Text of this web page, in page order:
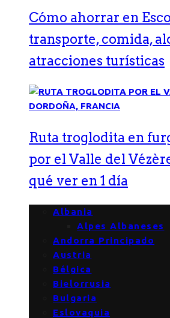
Cómo ahorrar en
transporte, comida,
atracciones turísticas
Ruta troglodita en
por el Valle del
qué ver en 1 día
Albania
Alpes Albaneses
Andorra Principado
Austria
Bélgica
Bielorrusia
Bulgaria
Eslovaquia